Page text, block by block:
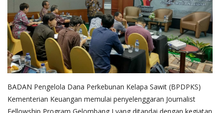
Indonesia
BADAN Pengelola Dana Perkebunan Kelapa Sawit (BPDPKS)
Kementerian Keuangan memulai penyelenggaran Journalist